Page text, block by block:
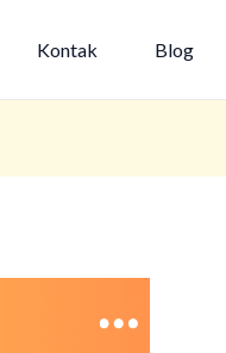
Kontak Blog